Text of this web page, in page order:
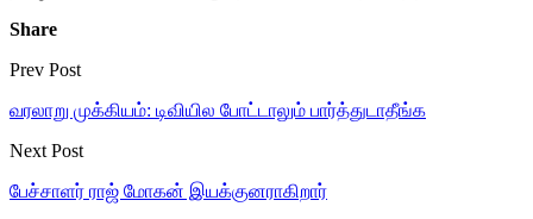
Share
Prev Post
வரலாறு முக்கியம்: டிவியில போட்டாலும் பார்த்துடாதீங்க
Next Post
பேச்சாளர் ராஜ் மோகன் இயக்குனராகிறார்